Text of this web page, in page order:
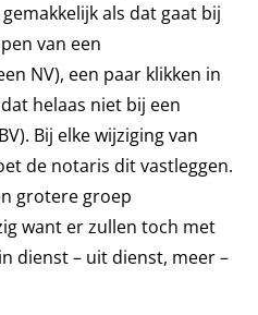
als dat gaat bij
van een
NV), een paar klikken in
helaas niet bij een
Bij elke wijziging van
de notaris dit vastleggen.
grotere groep
want er zullen toch met
dienst – uit dienst, meer –